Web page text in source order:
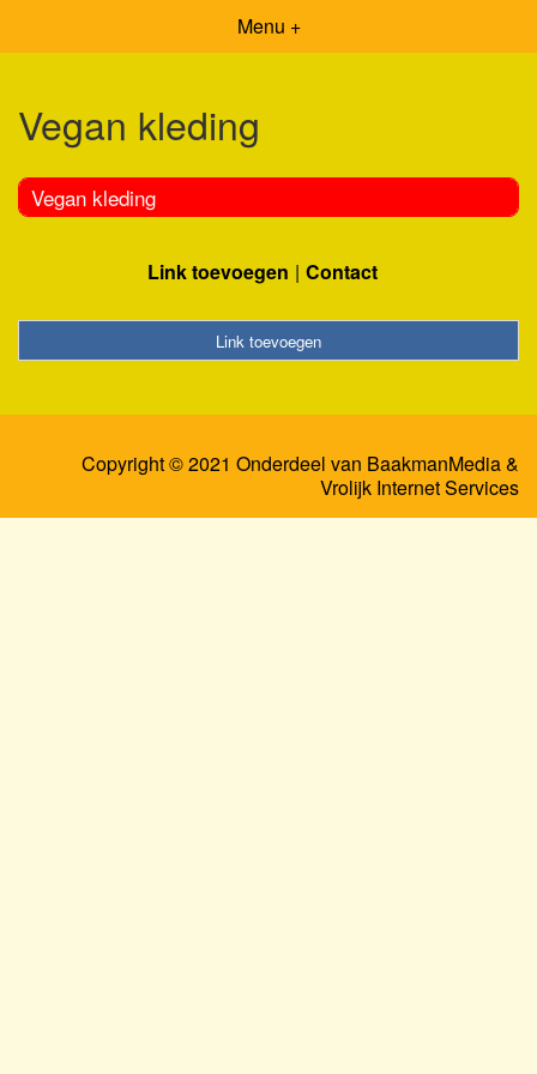
Menu +
Vegan kleding
Vegan kleding
Link toevoegen Contact
Link toevoegen
Copyright © 2021 Onderdeel van BaakmanMedia&
Vrolijk Internet Services